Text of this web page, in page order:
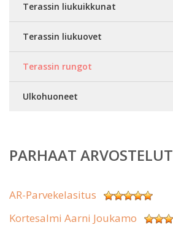
Terassin liukuikkunat
Terassin liukuovet
Terassin rungot
Ulkohuoneet
PARHAAT ARVOSTELUT
AR-Parvekelasitus
Kortesalmi Aarni Joukamo